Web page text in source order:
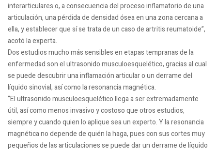
interarticulares o, a consecuencia del proceso inflamatorio de una
articulación, una pérdida de densidad ósea en una zona cercana a
ella, y establecer que sí se trata de un caso de artritis reumatoide”,
acotó la experta.
Dos estudios mucho más sensibles en etapas tempranas de la
enfermedad son el ultrasonido musculoesquelético, gracias al cual
se puede descubrir una inflamación articular o un derrame del
líquido sinovial, así como la resonancia magnética.
“El ultrasonido musculoesquelético llega a ser extremadamente
útil, así como menos invasivo y costoso que otros estudios,
siempre y cuando quien lo aplique sea un experto. Y la resonancia
magnética no depende de quién la haga, pues con sus cortes muy
pequeños de las articulaciones se puede dar un derrame de líquido